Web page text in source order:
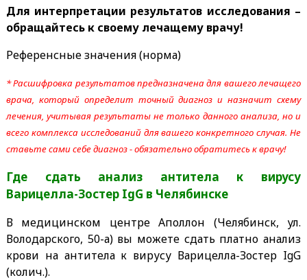
Для интерпретации результатов исследования –
обращайтесь к своему лечащему врачу!
Референсные значения (норма)
* Расшифровка результатов предназначена для вашего лечащего
врача, который определит точный диагноз и назначит схему
лечения, учитывая результаты не только данного анализа, но и
всего комплекса исследований для вашего конкретного случая. Не
ставьте сами себе диагноз - обязательно обратитесь к врачу!
Где сдать анализ антитела к вирусу
Варицелла-Зостер IgG в Челябинске
В медицинском центре Аполлон (Челябинск, ул.
Володарского, 50-а) вы можете сдать платно анализ
крови на антитела к вирусу Варицелла-Зостер IgG
(колич.).